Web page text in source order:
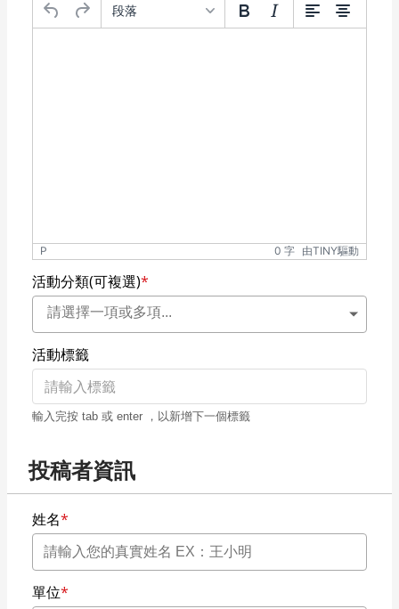
段落
P 0 字 由TINY驅動
活動分類(可複選)*
活動標籤
輸入完按 tab 或 enter ，以新增下一個標籤
投稿者資訊
姓名*
單位*